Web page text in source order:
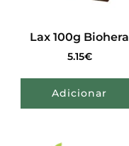
Lax 100g Biohera
5.15€
Adicionar